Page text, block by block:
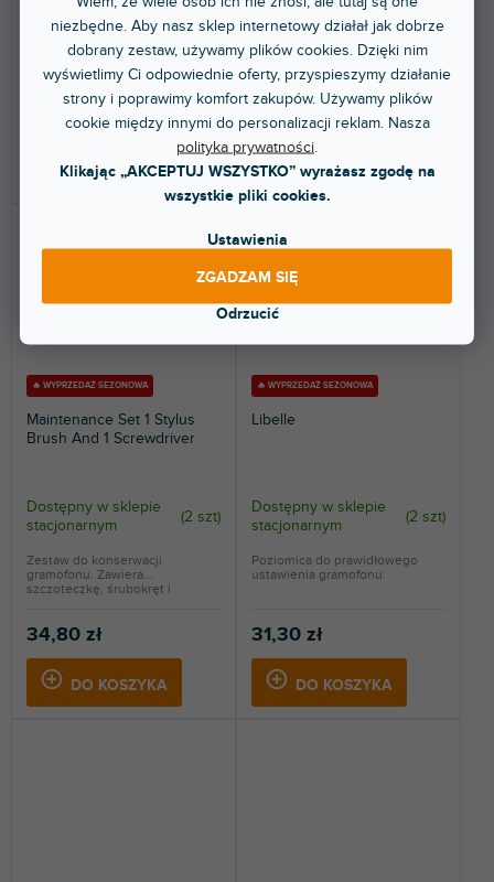
niezbędne. Aby nasz sklep internetowy działał jak dobrze
dobrany zestaw, używamy plików cookies. Dzięki nim
wyświetlimy Ci odpowiednie oferty, przyspieszymy działanie
strony i poprawimy komfort zakupów. Używamy plików
cookie między innymi do personalizacji reklam. Nasza
polityka prywatności.
Klikając „AKCEPTUJ WSZYSTKO” wyrażasz zgodę na
wszystkie pliki cookies.
Ustawienia
Odrzucić
ZGADZAM SIĘ
stacjonarnym
15,60 zł
DO KOSZYKA
Zestaw dwóch śrubek + gwint
do wkładek OM.
stacjonarnym
33,10 zł
DO KOSZYKA
Wymienny fingerlift do wkładek
Concorde MKII, ułatwiający
umieszczanie na...
🔥 WYPRZEDAŻ SEZONOWA
Maintenance Set 1 Stylus
Brush And 1 Screwdriver
Dostępny w sklepie
stacjonarnym
(2 szt)
34,80 zł
DO KOSZYKA
Zestaw do konserwacji
gramofonu. Zawiera
szczoteczkę, śrubokręt i
🔥 WYPRZEDAŻ SEZONOWA
Libelle
Dostępny w sklepie
stacjonarnym
(2 szt)
31,30 zł
DO KOSZYKA
Poziomica do prawidłowego
ustawienia gramofonu.